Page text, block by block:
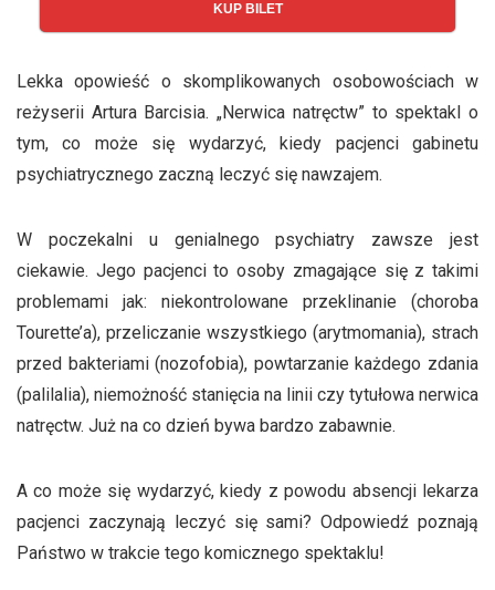
KUP BILET
Lekka opowieść o skomplikowanych osobowościach w
reżyserii Artura Barcisia. „Nerwica natręctw” to spektakl o
tym, co może się wydarzyć, kiedy pacjenci gabinetu
psychiatrycznego zaczną leczyć się nawzajem.
W poczekalni u genialnego psychiatry zawsze jest
ciekawie. Jego pacjenci to osoby zmagające się z takimi
problemami jak: niekontrolowane przeklinanie (choroba
Tourette’a), przeliczanie wszystkiego (arytmomania), strach
przed bakteriami (nozofobia), powtarzanie każdego zdania
(palilalia), niemożność stanięcia na linii czy tytułowa nerwica
natręctw. Już na co dzień bywa bardzo zabawnie.
A co może się wydarzyć, kiedy z powodu absencji lekarza
pacjenci zaczynają leczyć się sami? Odpowiedź poznają
Państwo w trakcie tego komicznego spektaklu!